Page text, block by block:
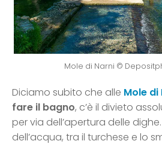
Mole di Narni ©
Diciamo subito che alle Mole di
fare il bagno, c’è il divieto
per via dell’apertura delle
dell’acqua, tra il turchese e lo